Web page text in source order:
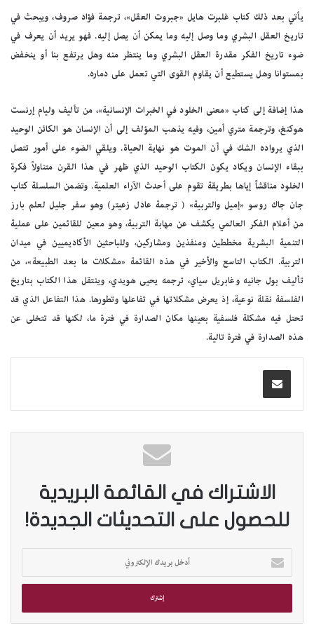
يأتي بعد ذلك كتاب غلبرت هايل «جبروت العقل»، ترجمة فؤاد صروف، ويبحث في
تاريخ العقل البشري وما وصل إليه وما يمكن أن يصل إليه. فهو يريد أن يعرف في
ضوء تاريخ الفكر مقدرة العقل البشري وما ينتظر منه وهل يرتفع بنا أو ينخفض
بمستوانا وهل يستطيع أن يقاوم القوى التي تعمل على دماره.
هذا إضافة إلى كتاب «معنى الخلود في الخبرات الإنسانية»، من تأليف وليام إرنست
هوكنغ، وترجمة متري أمين، وفيه يذهب المؤلف إلى أن الإنسان هو الكائن الوحيد
الذي يرواده الشك في أن الموت هو نهاية الحياة. ويلقي الضوء على أمور تتصل
ببقاء الإنسان ويكاد يكون الكتاب الوحيد الذي ظهر في هذا القرن متناولاً فكرة
الخلود مناقشاً إياها بطريقة تقوم على أحدث الآراء العلمية. وتضمن السلسلة كتاب
جان جاك روسو «إميل والتربية» ( ترجمة عادل زعيتر) وهو سفر جليل لعلم بارز
من أعلام الفكر العالمي يكشف عن مهابة التربية، وهو معين للقائمين على عملية
التنمية البشرية مخططين ومنفذين ومشاركين، وللباحثين الأكاديميين في ميدان
التربية. الكتاب التاسع والأخير في هذه القائمة «مشكلات ما بعد الطبيعة»، من
تأليف بول جانيه وغابريل سياي، ترجمه يحيى هويدي، وينتقل هذا الكتاب بتاريخ
الفلسفة نقلة نوعية، إذ يعرض مشكلاتها في تفاعلها وتطورها. هذا التفاعل الذي قد
تحتل فيه مشكلة فلسفية بعينها مكان الصدارة في فترة ما، لكنها قد تتخلى عن
هذه الصدارة في فترة تالية.
الاشتراك في القائمة البريدية
للحصول على التحديثات الجديدة!
خ
ب